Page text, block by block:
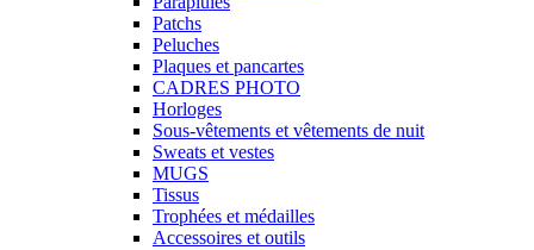
Patchs
Peluches
Plaques et pancartes
CADRES PHOTO
Horloges
Sous-vêtements et vêtements de nuit
Sweats et vestes
MUGS
Tissus
Trophées et médailles
Accessoires et outils